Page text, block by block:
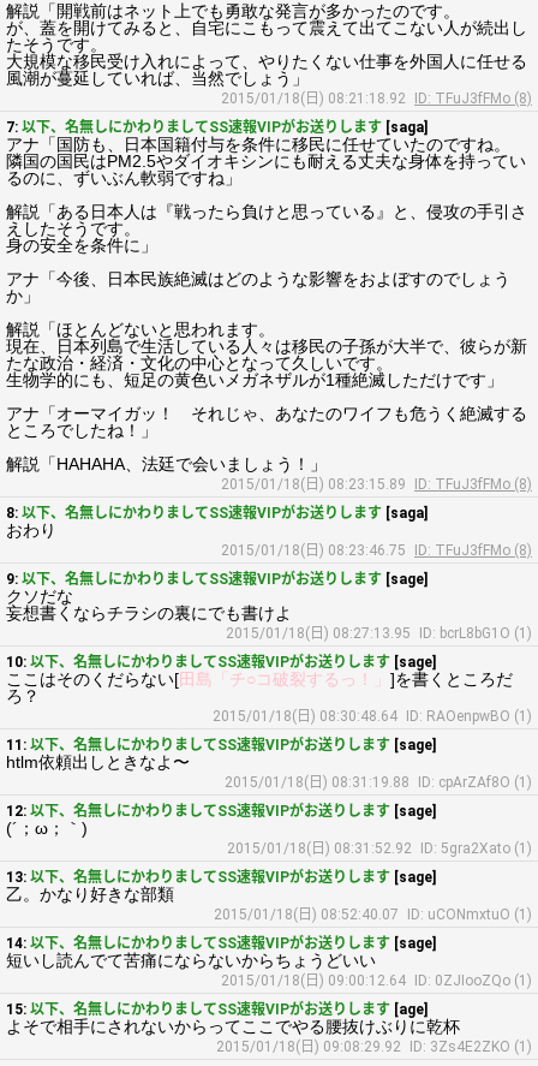
解説「開戦前はネット上でも勇敢な発言が多かったのです。
が、蓋を開けてみると、自宅にこもって震えて出てこない人が続出し
たそうです。
大規模な移民受け入れによって、やりたくない仕事を外国人に任せる
風潮が蔓延していれば、当然でしょう」
2015/01/18(日) 08:21:18.92
ID: TFuJ3fFMo (8)
7: 以下、名無しにかわりましてSS速報VIPがお送りします [saga]
アナ「国防も、日本国籍付与を条件に移民に任せていたのですね。
隣国の国民はPM2.5やダイオキシンにも耐える丈夫な身体を持ってい
るのに、ずいぶん軟弱ですね」
解説「ある日本人は『戦ったら負けと思っている』と、侵攻の手引さ
えしたそうです。
身の安全を条件に」
アナ「今後、日本民族絶滅はどのような影響をおよぼすのでしょう
か」
解説「ほとんどないと思われます。
現在、日本列島で生活している人々は移民の子孫が大半で、彼らが新
たな政治・経済・文化の中心となって久しいです。
生物学的にも、短足の黄色いメガネザルが1種絶滅しただけです」
アナ「オーマイガッ！ それじゃ、あなたのワイフも危うく絶滅する
ところでしたね！」
解説「HAHAHA、法廷で会いましょう！」
2015/01/18(日) 08:23:15.89
ID: TFuJ3fFMo (8)
8: 以下、名無しにかわりましてSS速報VIPがお送りします [saga]
おわり
2015/01/18(日) 08:23:46.75
ID: TFuJ3fFMo (8)
9: 以下、名無しにかわりましてSS速報VIPがお送りします [sage]
クソだな
妄想書くならチラシの裏にでも書けよ
2015/01/18(日) 08:27:13.95
ID: bcrL8bG1O (1)
10: 以下、名無しにかわりましてSS速報VIPがお送りします [sage]
ここはそのくだらない[田島「チ○コ破裂するっ！」 ]を書くところだ
ろ？
2015/01/18(日) 08:30:48.64
ID: RAOenpwBO (1)
11: 以下、名無しにかわりましてSS速報VIPがお送りします [sage]
htlm依頼出しときなよ〜
2015/01/18(日) 08:31:19.88
ID: cpArZAf8O (1)
12: 以下、名無しにかわりましてSS速報VIPがお送りします [sage]
(´；ω；｀)
2015/01/18(日) 08:31:52.92
ID: 5gra2Xato (1)
13: 以下、名無しにかわりましてSS速報VIPがお送りします [sage]
乙。かなり好きな部類
2015/01/18(日) 08:52:40.07
ID: uCONmxtuO (1)
14: 以下、名無しにかわりましてSS速報VIPがお送りします [sage]
短いし読んでて苦痛にならないからちょうどいい
2015/01/18(日) 09:00:12.64
ID: 0ZJIooZQo (1)
15: 以下、名無しにかわりましてSS速報VIPがお送りします [age]
よそで相手にされないからってここでやる腰抜けぶりに乾杯
2015/01/18(日) 09:08:29.92
ID: 3Zs4E2ZKO (1)